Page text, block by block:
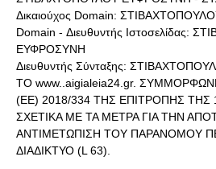
Δικαιούχος Domain:
Domain - Διευθυντής Ιστοσελίδας:
ΕΥΦΡΟΣΥΝΗ
Διευθυντής Σύνταξης:
ΤΟ www..aigialeia24.gr.
(ΕΕ) 2018/334 ΤΗΣ ΕΠΙΤΡΟΠΗΣ ΤΗΣ
ΣΧΕΤΙΚΑ ΜΕ ΤΑ ΜΕΤΡΑ ΓΙΑ ΤΗΝ
ΑΝΤΙΜΕΤΩΠΙΣΗ ΤΟΥ ΠΑΡΑΝΟΜΟΥ
ΔΙΑΔΙΚΤΥΟ (L 63).